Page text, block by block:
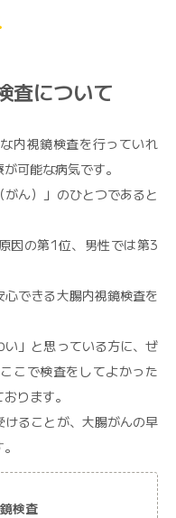
査について
内視鏡検査を行っていれ
可能な病気です。
ん）」のひとつであると
因の第1位、男性では第3
できる大腸内視鏡検査を
い」と思っている方に、ぜ
こで検査をしてよかった
ります。
ることが、大腸がんの早
検査